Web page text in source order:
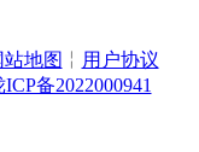
站地图 ╎ 用户协议
ICP备2022000941